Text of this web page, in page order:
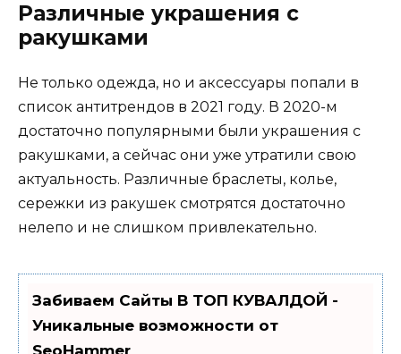
Различные украшения с
ракушками
Не только одежда, но и аксессуары попали в
список антитрендов в 2021 году. В 2020-м
достаточно популярными были украшения с
ракушками, а сейчас они уже утратили свою
актуальность. Различные браслеты, колье,
сережки из ракушек смотрятся достаточно
нелепо и не слишком привлекательно.
Забиваем Сайты В ТОП КУВАЛДОЙ -
Уникальные возможности от
SeoHammer